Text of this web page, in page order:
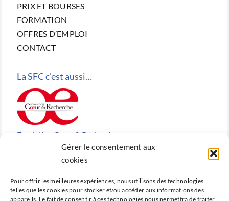
Gérer le consentement aux
cookies
Pour offrir les meilleures expériences, nous utilisons des technologies
telles que les cookies pour stocker et/ou accéder aux informations des
appareils. Le fait de consentir à ces technologies nous permettra de traiter
PRIX ET BOURSES
FORMATION
OFFRES D’EMPLOI
CONTACT
La SFC c’est aussi…
Fondation Cœur & Recherche
Reconnue d’utilité publique, la Fondation Cœur &
créée en 2010 par la SFC.